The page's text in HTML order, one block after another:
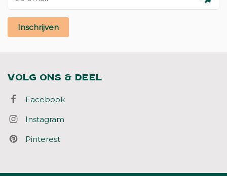
Inschrijven
VOLG ONS & DEEL
Facebook
Instagram
Pinterest